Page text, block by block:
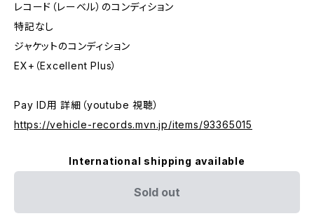
レコード（レーベル）のコンディション
特記なし
ジャケットのコンディション
EX+（Excellent Plus）
Pay ID用 詳細（youtube 視聴）
https://vehicle-records.mvn.jp/items/93365015
International shipping available
Sold out